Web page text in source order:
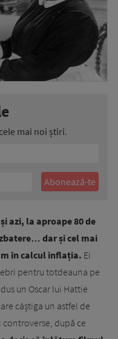
mai noi știri.
azi, la aproape 80 de
dar și cel mai
în calcul inflația. Ei
pentru totdeauna pe
un Oscar lui Hattie
câștiga un astfel de
după ce